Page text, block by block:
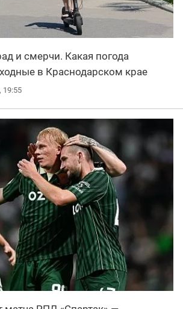
и смерчи. Какая погода
в Краснодарском крае
19:55